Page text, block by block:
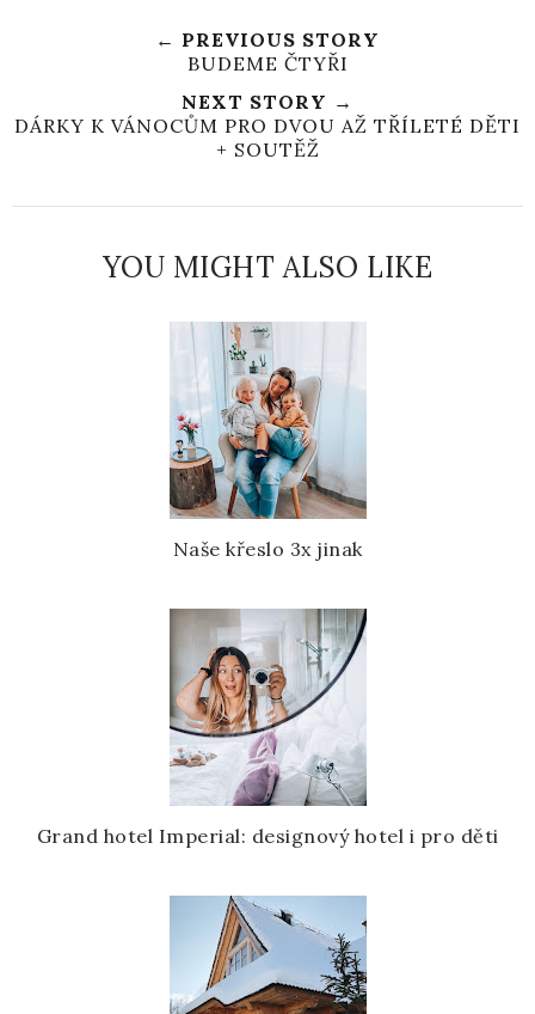
← PREVIOUS STORY
BUDEME ČTYŘI
NEXT STORY →
DÁRKY K VÁNOCŮM PRO DVOU AŽ TŘÍLETÉ DĚTI
+ SOUTĚŽ
YOU MIGHT ALSO LIKE
Naše křeslo 3x jinak
Grand hotel Imperial: designový hotel i pro děti